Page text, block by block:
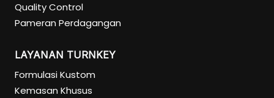
Quality Control
Pameran Perdagangan
LAYANAN TURNKEY
Formulasi Kustom
Kemasan Khusus